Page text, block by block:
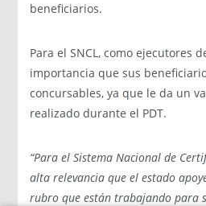
beneficiarios.
Para el SNCL, como ejecutores
importancia que sus
concursables, ya que le da un
realizado durante el PDT.
“Para el Sistema Nacional de
alta relevancia que el estado
rubro que están trabajando para